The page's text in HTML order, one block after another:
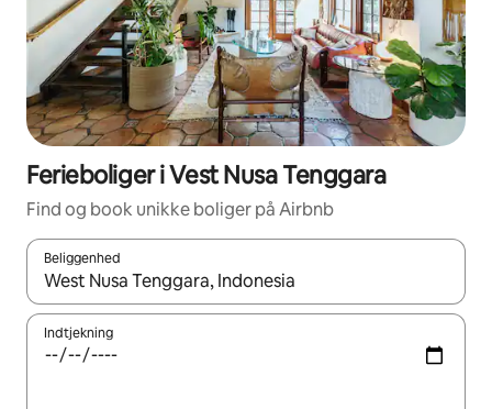
Ferieboliger i Vest Nusa Tenggara
Find og book unikke boliger på Airbnb
Beliggenhed
Når resultaterne er tilgængelige, skal du navigere med
Indtjekning